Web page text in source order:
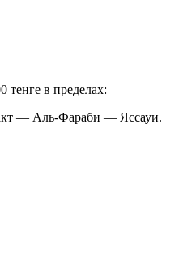
тенге в пределах:
— Аль-Фараби — Яссауи.